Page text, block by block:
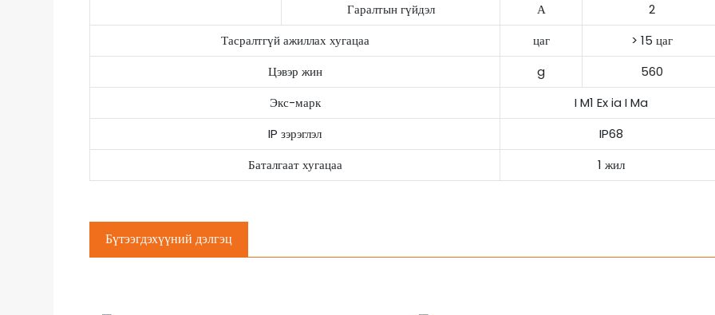
Гаралтын гүйдэл
А
2
Тасралтгүй ажиллах хугацаа
цаг
> 15 цаг
Цэвэр жин
g
560
Экс-марк
I M1 Ex ia I Ma
IP зэрэглэл
IP68
Баталгаат хугацаа
1 жил
Бүтээгдэхүүний дэлгэц